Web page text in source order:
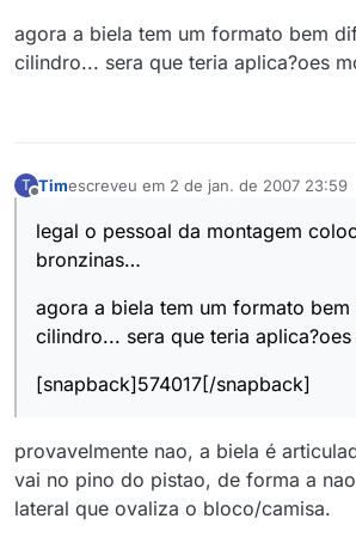
agora a biela tem um formato bem
cilindro... sera que teria aplica?oes
T Timescreveu em 2 de jan. de 2007 23:59
última edição por
legal o pessoal da montagem
bronzinas…
agora a biela tem um formato
cilindro... sera que teria
[snapback]574017[/snapback]
provavelmente nao, a biela é
vai no pino do pistao, de forma a
lateral que ovaliza o bloco/camisa.